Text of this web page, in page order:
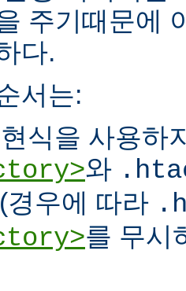
주기때문에
다.
서는:
식을 사용하
와
경우에 따라
를 무시